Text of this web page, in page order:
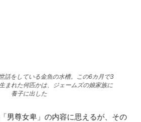
話をしている金魚の水槽。この6カ月で3
まれた何匹かは、ジェームズの娘家族に
養子に出した
男尊女卑」の内容に思えるが、その